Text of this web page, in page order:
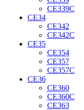
CE339C
CE34
CE342
CE342C
CE35
CE354
CE357
CE357C
CE36
CE360
CE360C
CE363